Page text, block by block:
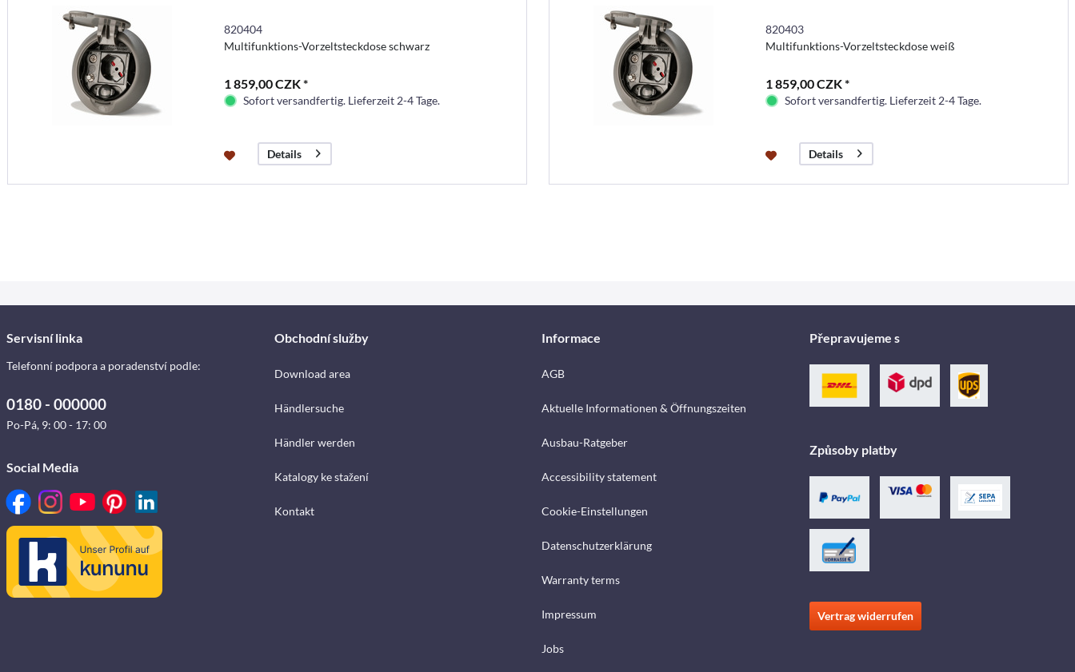
820404
Multifunktions-Vorzeltsteckdose schwarz
1 859,00 CZK *
Sofort versandfertig. Lieferzeit 2-4 Tage.
Details
820403
Multifunktions-Vorzeltsteckdose weiß
1 859,00 CZK *
Sofort versandfertig. Lieferzeit 2-4 Tage.
Details
Servisní linka
Telefonní podpora a poradenství podle:
0180 - 000000
Po-Pá, 9: 00 - 17: 00
Social Media
Obchodní služby
Download area
Händlersuche
Händler werden
Katalogy ke stažení
Kontakt
Informace
AGB
Aktuelle Informationen & Öffnungszeiten
Ausbau-Ratgeber
Accessibility statement
Cookie-Einstellungen
Datenschutzerklärung
Warranty terms
Impressum
Jobs
Přepravujeme s
Způsoby platby
Vertrag widerrufen